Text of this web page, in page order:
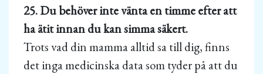
25. Du behöver inte vänta en timme efter att
ha ätit innan du kan simma säkert.
Trots vad din mamma alltid sa till dig, finns
det inga medicinska data som tyder på att du